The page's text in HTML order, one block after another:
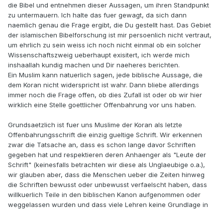
die Bibel und entnehmen dieser Aussagen, um ihren Standpunkt
zu untermauern. Ich halte das fuer gewagt, da sich dann
naemlich genau die Frage ergibt, die Du gestellt hast. Das Gebiet
der islamischen Bibelforschung ist mir persoenlich nicht vertraut,
um ehrlich zu sein weiss ich noch nicht einmal ob ein solcher
Wissenschaftszweig ueberhaupt exisitert, ich werde mich
inshaallah kundig machen und Dir naeheres berichten.
Ein Muslim kann natuerlich sagen, jede biblische Aussage, die
dem Koran nicht widerspricht ist wahr. Dann bliebe allerdings
immer noch die Frage offen, ob dies Zufall ist oder ob wir hier
wirklich eine Stelle goettlicher Offenbahrung vor uns haben.
Grundsaetzlich ist fuer uns Muslime der Koran als letzte
Offenbahrungsschrift die einzig gueltige Schrift. Wir erkennen
zwar die Tatsache an, dass es schon lange davor Schriften
gegeben hat und respektieren deren Anhaenger als "Leute der
Schrift" (keinesfalls betrachten wir diese als Unglaeubige o.a.),
wir glauben aber, dass die Menschen ueber die Zeiten hinweg
die Schriften bewusst oder unbewusst verfaelscht haben, dass
willkuerlich Teile in den biblischen Kanon aufgenommen oder
weggelassen wurden und dass viele Lehren keine Grundlage in